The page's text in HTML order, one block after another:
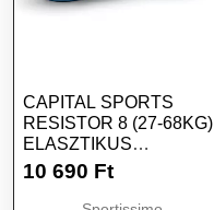
CAPITAL SPORTS
RESISTOR 8 (27-68KG)
ELASZTIKUS
GUMISZALAG, KÉK,
10 690 Ft